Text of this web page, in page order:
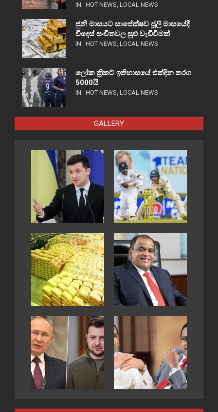
IN: HOT NEWS, LOCAL NEWS
ජුනි මාසයට සාපේක්ෂව ජූලි මාසයේදී
විදෙස් සංචිතවල සුළු වැඩිවීමක්
IN: HOT NEWS, LOCAL NEWS
ලෝක ක්‍රිකට් ඉතිහාසයේ එක්දින තරග
5000යි
IN: HOT NEWS, LOCAL NEWS
GALLERY